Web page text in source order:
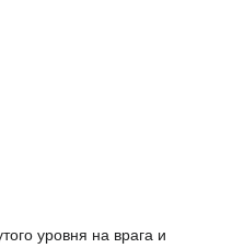
уровня на врага и